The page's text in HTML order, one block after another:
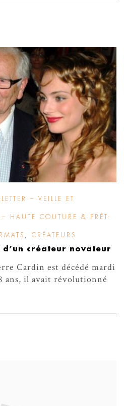
– VEILLE ET
HAUTE COUTURE & PRÊT-
CRÉATEURS
créateur novateur
Cardin est décédé mardi
ans, il avait révolutionné